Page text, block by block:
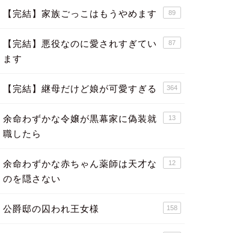
【完結】家族ごっこはもうやめます 89
【完結】悪役なのに愛されすぎてい
ます
87
【完結】継母だけど娘が可愛すぎる 364
余命わずかな令嬢が黒幕家に偽装就
職したら
13
余命わずかな赤ちゃん薬師は天才な
のを隠さない
12
公爵邸の囚われ王女様 158